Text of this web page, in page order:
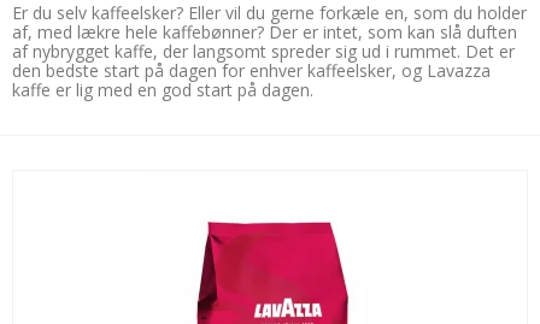
Er du selv kaffeelsker? Eller vil du gerne forkæle en, som du holder
af, med lækre hele kaffebønner? Der er intet, som kan slå duften
af nybrygget kaffe, der langsomt spreder sig ud i rummet. Det er
den bedste start på dagen for enhver kaffeelsker, og Lavazza
kaffe er lig med en god start på dagen.